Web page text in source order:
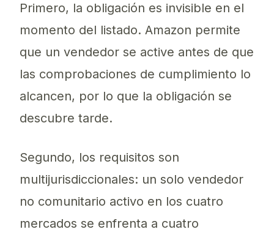
Primero, la obligación es invisible en el
momento del listado. Amazon permite
que un vendedor se active antes de que
las comprobaciones de cumplimiento lo
alcancen, por lo que la obligación se
descubre tarde.
Segundo, los requisitos son
multijurisdiccionales: un solo vendedor
no comunitario activo en los cuatro
mercados se enfrenta a cuatro